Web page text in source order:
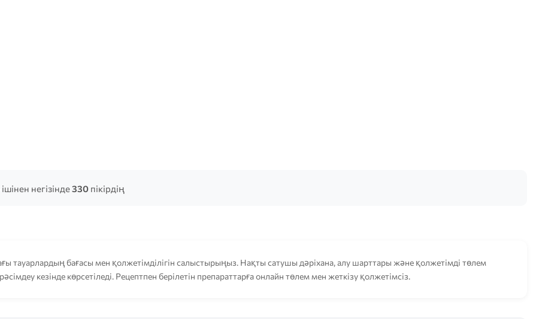
негізінде330 пікірдің
тауарлардың бағасы мен қолжетімділігін салыстырыңыз. Нақты сатушы дәріхана, алу шарттары және қолжетімді төлем
кезінде көрсетіледі. Рецептпен берілетін препараттарға онлайн төлем мен жеткізу қолжетімсіз.